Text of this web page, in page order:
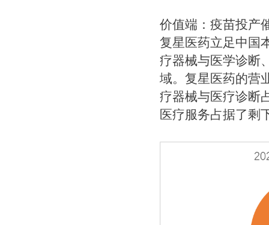
价值端：疫苗投产
复星医药立足中国
疗器械与医学诊断
域。复星医药的营
疗器械与医疗诊断
医疗服务占据了剩